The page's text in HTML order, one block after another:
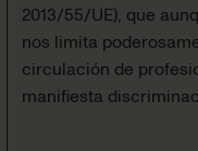
2013/55/UE), que
nos limita
circulación de
manifiesta